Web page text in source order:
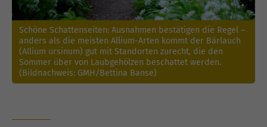
Schöne Schattenseiten: Ausnahmen bestätigen die Regel –
anders als die meisten Allium-Arten kommt der Bärlauch
(Allium ursinum) gut mit Standorten zurecht, die den
Sommer über von Laubgehölzen beschattet werden.
(Bildnachweis: GMH/Bettina Banse)